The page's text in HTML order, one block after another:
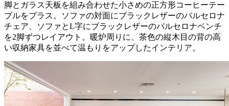
脚とガラス天板を組み合わせた小さめの正方形コーヒーテー
ブルをプラス。ソファの対面にブラックレザーのバルセロナ
チェア、ソファとL字にブラックレザーのバルセロナベンチ
を2脚ずつレイアウト。暖炉周りに、茶色の縦木目の背の高
い収納家具を並べて温もりをアップしたインテリア。